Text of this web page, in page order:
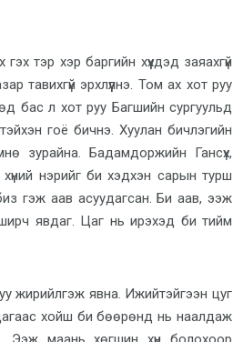
тэр хэр баргийн хүүхдэд заяахгүй
тавихгүй эрхлүүлнэ. Том ах хот руу
бас л хот руу Багшийн сургуульд
гоё бичнэ. Хуулан бичлэгийн
зурайна. Бадамдоржийн Гансүх,
нэрийг би хэдхэн сарын турш
гэж аав асуудагсан. Би аав, ээж
явдаг. Цаг нь ирэхэд би тийм
жирийлгэж явна. Ижийтэйгээн цуг
хойш би бөөрөнд нь наалдаж